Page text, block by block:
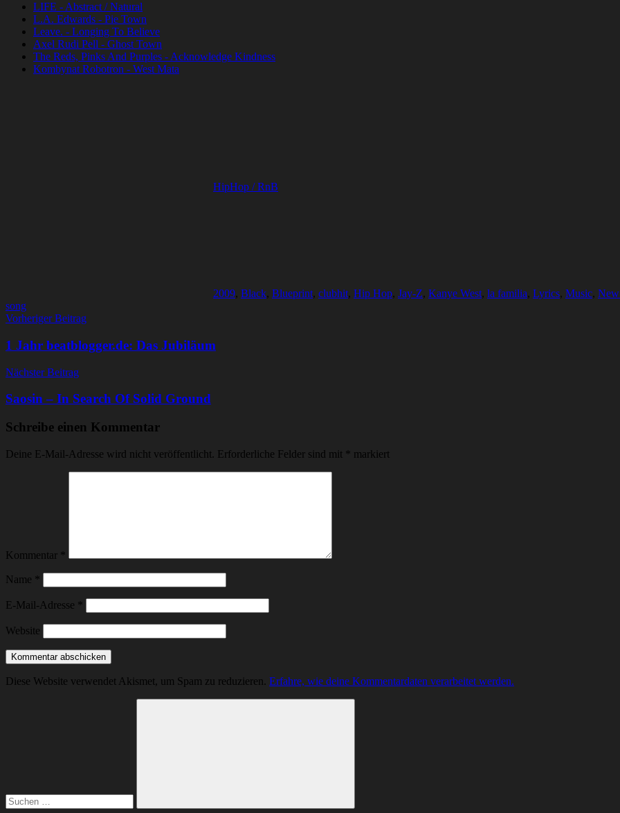
LIFE - Abstract / Natural
L.A. Edwards - Pie Town
Leave. - Longing To Believe
Axel Rudi Pell - Ghost Town
The Reds, Pinks And Purples - Acknowledge Kindness
Kombynat Robotron - West Mata
HipHop / RnB
2009, Black, Blueprint, clubhit, Hip Hop, Jay-Z, Kanye West, la familia, Lyrics, Music,
song
Beitragsnavigation
Vorheriger Beitrag
1 Jahr beatblogger.de: Das Jubiläum
Nächster Beitrag
Saosin – In Search Of Solid Ground
Schreibe einen Kommentar
Deine E-Mail-Adresse wird nicht veröffentlicht. Erforderliche Felder sind mit * markiert
Kommentar *
Name *
E-Mail-Adresse *
Website
Diese Website verwendet Akismet, um Spam zu reduzieren. Erfahre, wie deine Kommentardaten verarbeitet werden.